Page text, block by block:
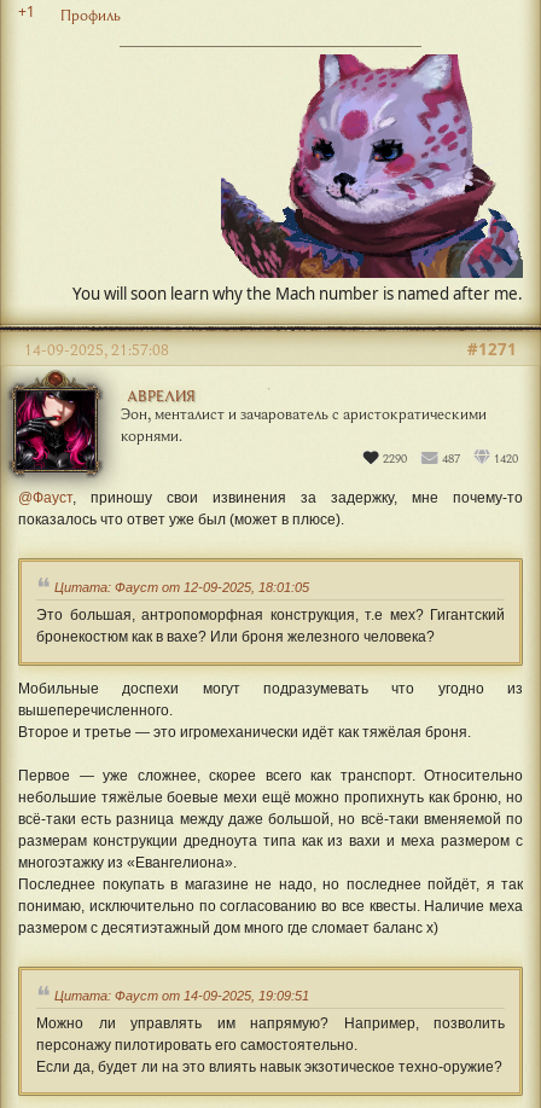
+1 Профиль
АВРЕЛИЯ
Эон, менталист и зачарователь с аристократическими
корнями.
2290 487 1420
#1271
14-09-2025, 21:57:08
@Фауст, приношу свои извинения за задержку, мне почему-то
показалось что ответ уже был (может в плюсе).
Цитата: Фауст от 12-09-2025, 18:01:05
Это большая, антропоморфная конструкция, т.е мех? Гигантский
бронекостюм как в вахе? Или броня железного человека?
Мобильные доспехи могут подразумевать что угодно из
вышеперечисленного.
Второе и третье — это игромеханически идёт как тяжёлая броня.
Первое — уже сложнее, скорее всего как транспорт. Относительно
небольшие тяжёлые боевые мехи ещё можно пропихнуть как броню, но
всё-таки есть разница между даже большой, но всё-таки вменяемой по
размерам конструкции дредноута типа как из вахи и меха размером с
многоэтажку из «Евангелиона».
Последнее покупать в магазине не надо, но последнее пойдёт, я так
понимаю, исключительно по согласованию во все квесты. Наличие меха
размером с десятиэтажный дом много где сломает баланс x)
Цитата: Фауст от 14-09-2025, 19:09:51
Можно ли управлять им напрямую? Например, позволить
персонажу пилотировать его самостоятельно.
Если да, будет ли на это влиять навык экзотическое техно-оружие?